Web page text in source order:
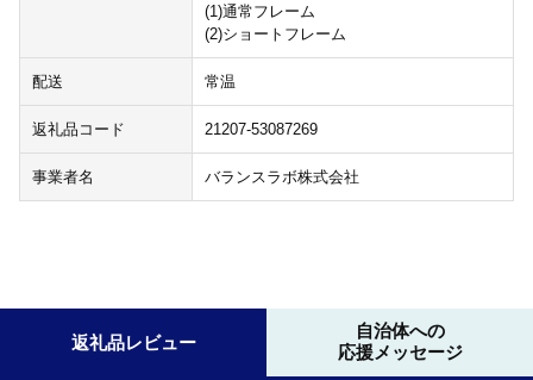
(1)通常フレーム
(2)ショートフレーム
配送 常温
返礼品コード 21207-53087269
事業者名 バランスラボ株式会社
返礼品レビュー
自治体への
応援メッセージ